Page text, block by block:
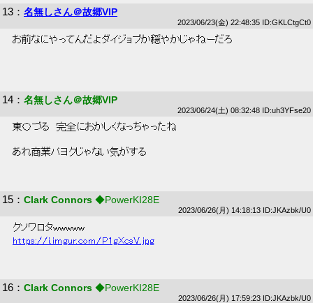
13 ： 名無しさん＠故郷VIP
2023/06/23(金) 22:48:35 ID:GKLCtgCt0
お前なにやってんだよダイジョブか穏やかじゃねーだろ
14 ： 名無しさん＠故郷VIP
2023/06/24(土) 08:32:48 ID:uh3YFse20
東〇づる　完全におかしくなっちゃったね
あれ商業パヨクじゃない気がする
15 ： Clark Connors ◆PowerKI28E
2023/06/26(月) 14:18:13 ID:JKAzbk/U0
クソワロタwwwww
https://i.imgur.com/P1gXcsV.jpg
16 ： Clark Connors ◆PowerKI28E
2023/06/26(月) 17:59:23 ID:JKAzbk/U0